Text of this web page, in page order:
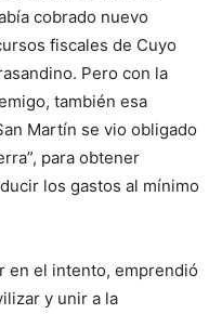
cobrado nuevo
fiscales de Cuyo
Pero con la
también esa
Martín se vio obligado
para obtener
los gastos al mínimo
en el intento, emprendió
y unir a la